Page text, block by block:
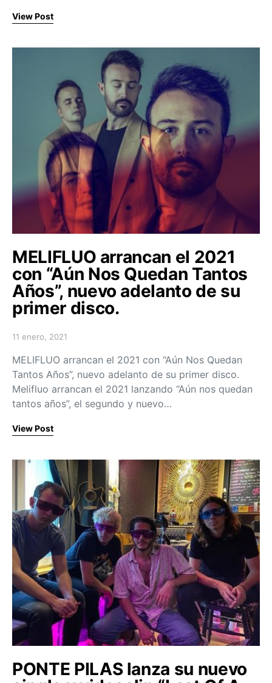
View Post
MELIFLUO arrancan el 2021
con “Aún Nos Quedan Tantos
Años”, nuevo adelanto de su
primer disco.
Posted on
11 enero, 2021
MELIFLUO arrancan el 2021 con “Aún Nos Quedan
Tantos Años”, nuevo adelanto de su primer disco.
Melifluo arrancan el 2021 lanzando “Aún nos quedan
tantos años”, el segundo y nuevo…
View Post
PONTE PILAS lanza su nuevo